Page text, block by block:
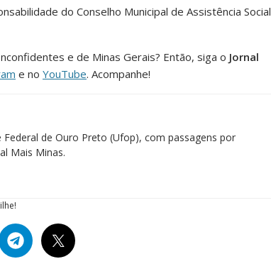
do Conselho Municipal de Assistência Social
e de Minas Gerais? Então, siga o Jornal
e no YouTube. Acompanhe!
de Ouro Preto (Ufop), com passagens por
Mais Minas.